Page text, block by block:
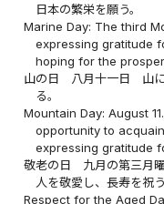
日本の繁栄を願う。
Marine Day: The third
expressing gratitude
hoping for the
山の日 八月十一日 山に
る。
Mountain Day: August
opportunity to
expressing gratitude
敬老の日 九月の第三月
人を敬愛し、長寿を祝う
Respect for the Aged